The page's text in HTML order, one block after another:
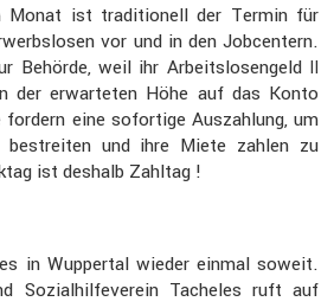
Monat ist tradi­tio­nell der Termin für
vor und in den Jobcen­tern.
Behörde, weil ihr Arbeits­lo­sen­geld II
der erwar­teten Höhe auf das Konto
fordern eine sofor­tige Auszah­lung, um
bestreiten und ihre Miete zahlen zu
ist deshalb Zahltag !
in Wuppertal wieder einmal soweit.
Sozial­hil­fe­verein Tacheles ruft auf